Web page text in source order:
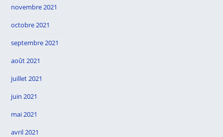
novembre 2021
octobre 2021
septembre 2021
août 2021
juillet 2021
juin 2021
mai 2021
avril 2021